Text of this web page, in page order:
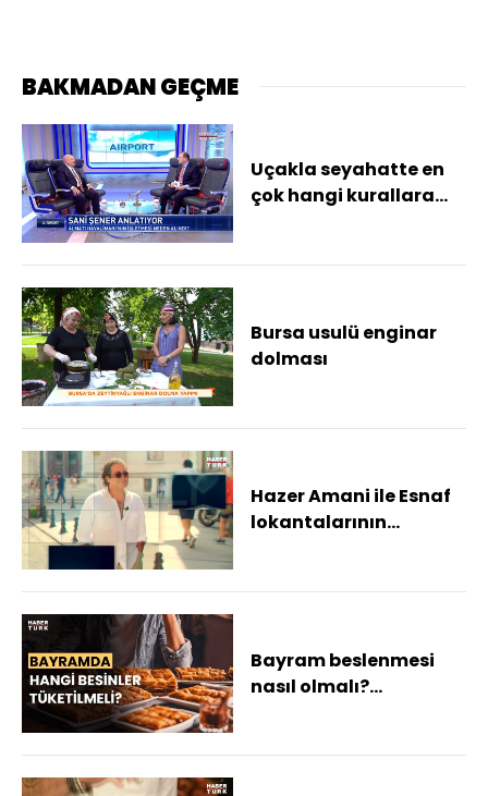
BAKMADAN GEÇME
Uçakla seyahatte en
çok hangi kurallara
Bursa usulü enginar
dolması
Hazer Amani ile Esnaf
lokantalarının
Bayram beslenmesi
nasıl olmalı?